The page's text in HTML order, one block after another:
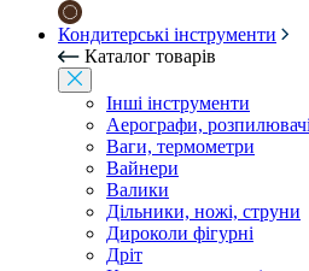
Кондитерські інструменти
Каталог товарів
Інші інструменти
Аерографи,
Ваги, термометри
Вайнери
Валики
Дільники, ножі, струни
Дироколи фігурні
Дріт